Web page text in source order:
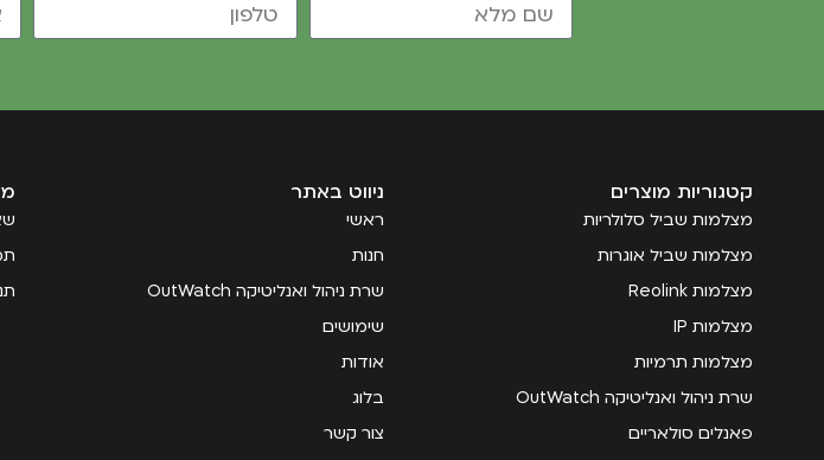
קטגוריות מוצרים
מצלמות שביל סלולריות
מצלמות שביל אוגרות
מצלמות Reolink
מצלמות IP
מצלמות תרמיות
שרת ניהול ואנליטיקה OutWatch
פאנלים סולאריים
ניווט באתר
ראשי
חנות
שרת ניהול ואנליטיקה OutWatch
שימושים
אודות
בלוג
צור קשר